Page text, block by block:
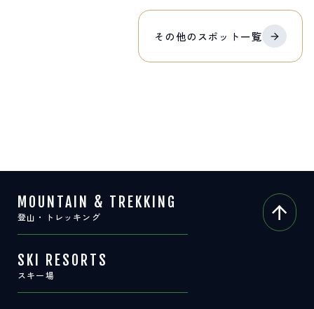
その他の スポット 一覧
MOUNTAIN & TREKKING
登山・トレッキング
SKI RESORTS
スキー場